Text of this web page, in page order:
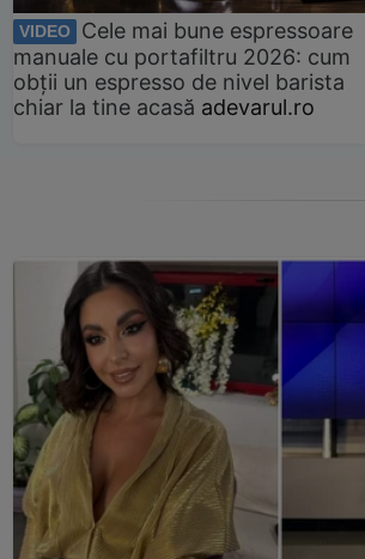
VIDEO
Cele mai bune espressoare
manuale cu portafiltru 2026: cum
obții un espresso de nivel barista
chiar la tine acasă adevarul.ro